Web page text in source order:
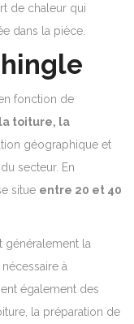
de chaleur qui
dans la pièce.
fonction de
toiture, la
géographique et
secteur. En
situe entre 20 et 40
généralement la
à
également des
la préparation de